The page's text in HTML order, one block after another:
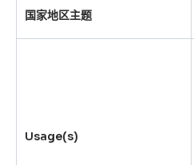
国家地区主题
Usage(s)